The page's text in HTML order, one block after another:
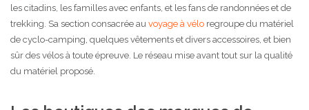
les citadins, les familles avec enfants, et les fans de randonnées et de
trekking. Sa section consacrée au voyage à vélo regroupe du matériel
de cyclo-camping, quelques vêtements et divers accessoires, et bien
sûr des vélos à toute épreuve. Le réseau mise avant tout sur la qualité
du matériel proposé.